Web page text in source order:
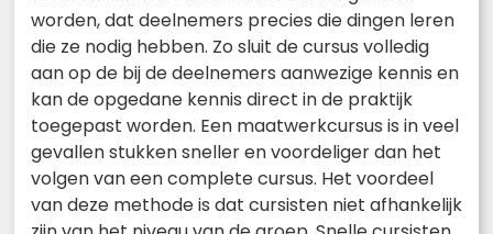
worden, dat deelnemers precies die dingen leren
die ze nodig hebben. Zo sluit de cursus volledig
aan op de bij de deelnemers aanwezige kennis en
kan de opgedane kennis direct in de praktijk
toegepast worden. Een maatwerkcursus is in veel
gevallen stukken sneller en voordeliger dan het
volgen van een complete cursus. Het voordeel
van deze methode is dat cursisten niet afhankelijk